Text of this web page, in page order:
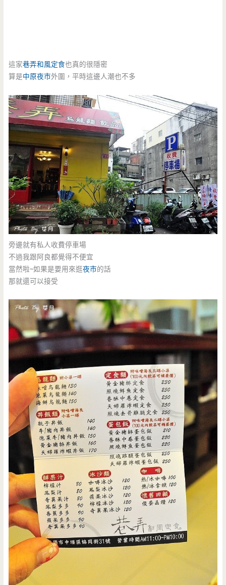
這家巷弄和風定食也真的很隱密
算是中原夜市外圍，平時這邊人潮也不多
旁邊就有私人收費停車場
不過我跟阿良都覺得不便宜
當然啦~如果是要用來逛夜市的話
那就還可以接受